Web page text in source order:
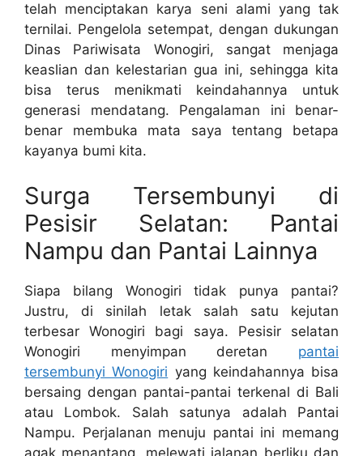
telah menciptakan karya seni alami yang tak
ternilai. Pengelola setempat, dengan dukungan
Dinas Pariwisata Wonogiri, sangat menjaga
keaslian dan kelestarian gua ini, sehingga kita
bisa terus menikmati keindahannya untuk
generasi mendatang. Pengalaman ini benar-
benar membuka mata saya tentang betapa
kayanya bumi kita.
Surga Tersembunyi di
Pesisir Selatan: Pantai
Nampu dan Pantai Lainnya
Siapa bilang Wonogiri tidak punya pantai?
Justru, di sinilah letak salah satu kejutan
terbesar Wonogiri bagi saya. Pesisir selatan
Wonogiri menyimpan deretan pantai
tersembunyi Wonogiri yang keindahannya bisa
bersaing dengan pantai-pantai terkenal di Bali
atau Lombok. Salah satunya adalah Pantai
Nampu. Perjalanan menuju pantai ini memang
agak menantang, melewati jalanan berliku dan